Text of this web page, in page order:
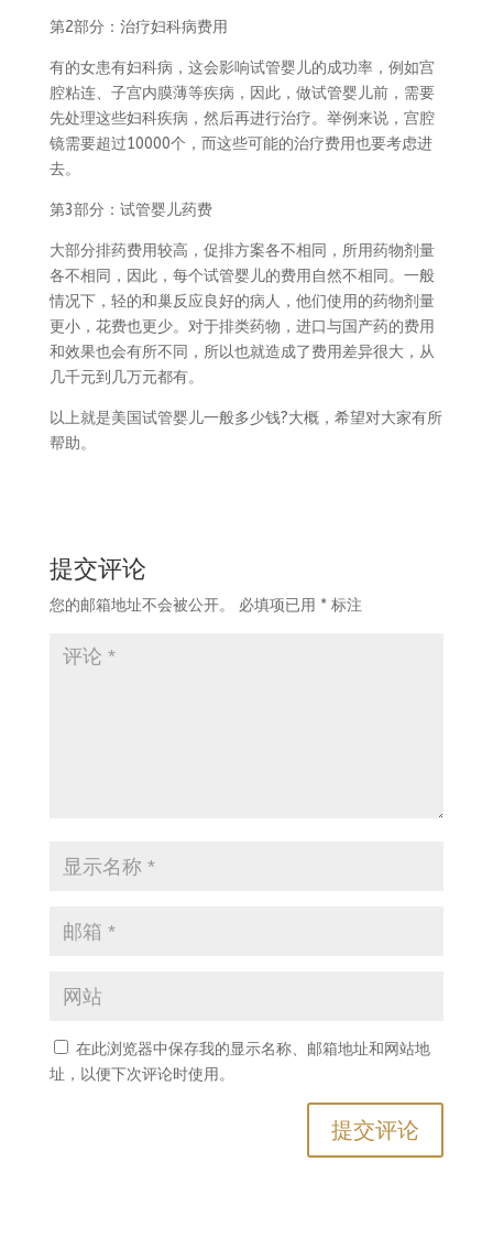
第2部分：治疗妇科病费用
有的女患有妇科病，这会影响试管婴儿的成功率，例如宫
腔粘连、子宫内膜薄等疾病，因此，做试管婴儿前，需要
先处理这些妇科疾病，然后再进行治疗。举例来说，宫腔
镜需要超过10000个，而这些可能的治疗费用也要考虑进
去。
第3部分：试管婴儿药费
大部分排药费用较高，促排方案各不相同，所用药物剂量
各不相同，因此，每个试管婴儿的费用自然不相同。一般
情况下，轻的和巢反应良好的病人，他们使用的药物剂量
更小，花费也更少。对于排类药物，进口与国产药的费用
和效果也会有所不同，所以也就造成了费用差异很大，从
几千元到几万元都有。
以上就是美国试管婴儿一般多少钱?大概，希望对大家有所
帮助。
提交评论
您的邮箱地址不会被公开。 必填项已用 *标注
在此浏览器中保存我的显示名称、邮箱地址和网站地
址，以便下次评论时使用。